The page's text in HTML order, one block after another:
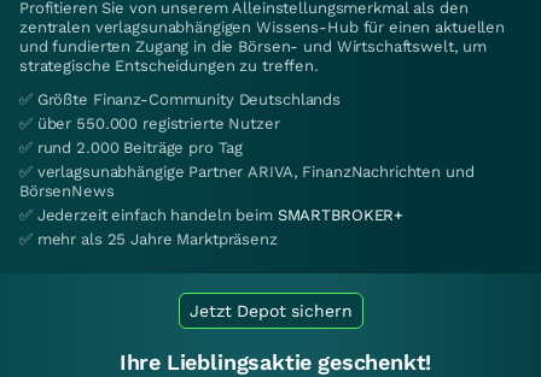
Profitieren Sie von unserem Alleinstellungsmerkmal als den
zentralen verlagsunabhängigen Wissens-Hub für einen aktuellen
und fundierten Zugang in die Börsen- und Wirtschaftswelt, um
strategische Entscheidungen zu treffen.
✅ Größte Finanz-Community Deutschlands
✅ über 550.000 registrierte Nutzer
✅ rund 2.000 Beiträge pro Tag
✅ verlagsunabhängige Partner ARIVA, FinanzNachrichten und
BörsenNews
✅ Jederzeit einfach handeln beim SMARTBROKER+
✅ mehr als 25 Jahre Marktpräsenz
Jetzt Depot sichern
Ihre Lieblingsaktie geschenkt!